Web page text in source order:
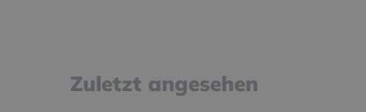
Zuletzt angesehen